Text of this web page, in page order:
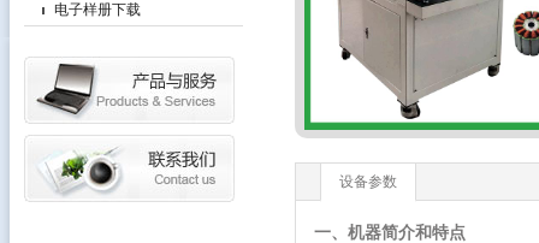
电子样册下载
设备参数
一、机器简介和特点